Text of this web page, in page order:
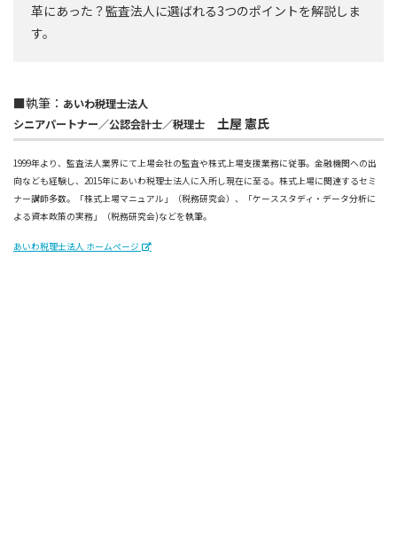
革にあった？監査法人に選ばれる3つのポイントを解説しま
す。
■執筆： あいわ税理士法人
シニアパートナー／公認会計士／税理士 土屋 憲氏
1999年より、監査法人業界にて上場会社の監査や株式上場支援業務に従事。金融機関への出
向なども経験し、2015年にあいわ税理士法人に入所し現在に至る。株式上場に関連するセミ
ナー講師多数。「株式上場マニュアル」（税務研究会）、「ケーススタディ・データ分析に
よる資本政策の実務」（税務研究会)などを執筆。
あいわ税理士法人 ホームページ